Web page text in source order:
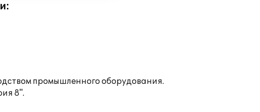
промышленного оборудования.
8".